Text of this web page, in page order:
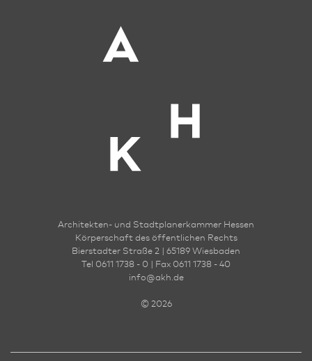
Architekten- und Stadt­planer­kammer Hessen
Körperschaft des öffentlichen Rechts
Bierstadter Straße 2 | 65189 Wies­ba­den
Tel 0611 1738 - 0 | Fax 0611 1738 - 40
info@akh.de
© 2026